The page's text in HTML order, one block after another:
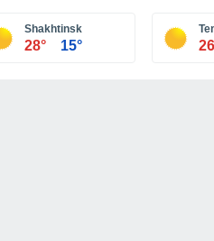
Shakhtinsk
28° 15°